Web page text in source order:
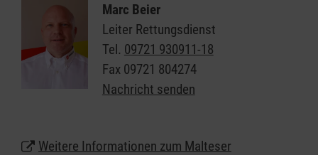
Als einer der größten Arbeitgeber am Markt bieten
die Malteser attraktive Bedingungen für unsere
Mitarbeiterinnen und Mitarbeiter und vielfältige
Chancen für alle, die eine berufliche Perspektive im
Rettungsdienst suchen.
Marc Beier
Leiter Rettungsdienst
Tel. 09721 930911-18
Fax 09721 804274
Nachricht senden
Weitere Informationen zum Malteser